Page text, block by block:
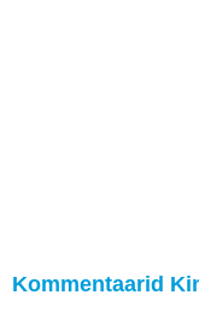
Kommentaarid